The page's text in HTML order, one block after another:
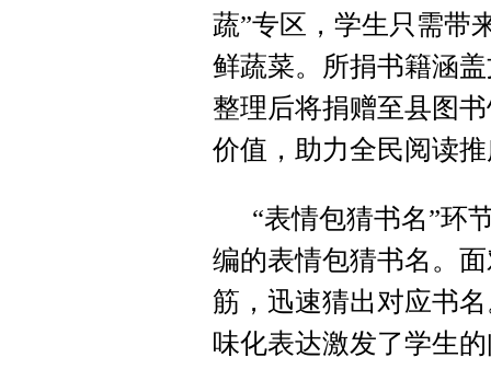
蔬”专区，学生只需带
鲜蔬菜。所捐书籍涵
整理后将捐赠至县图
价值，助力全民阅读
“表情包猜书名”环
编的表情包猜书名。
筋，迅速猜出对应书
味化表达激发了学生